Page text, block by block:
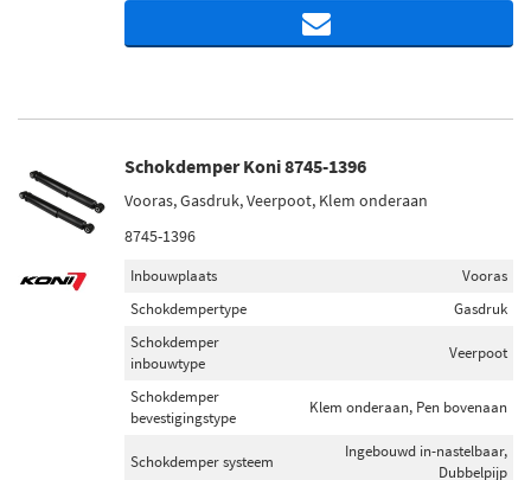
Schokdemper Koni 8745-1396
Vooras, Gasdruk, Veerpoot, Klem onderaan
8745-1396
Inbouwplaats
Vooras
Schokdempertype
Gasdruk
Schokdemper
inbouwtype
Veerpoot
Schokdemper
bevestigingstype
Klem onderaan, Pen bovenaan
Schokdemper systeem
Ingebouwd in-nastelbaar,
Dubbelpijp